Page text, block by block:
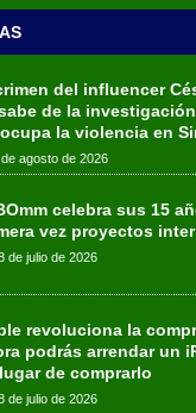
del influencer
de la
la violencia en
agosto de 2026
celebra sus 15
vez proyectos
de julio de 2026
revoluciona la
podrás arrendar un
de comprarlo
de julio de 2026